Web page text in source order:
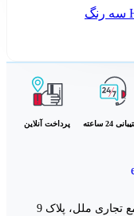
24 ساعته پرداخت آنلاین
تجاری ملل، پلاک 9